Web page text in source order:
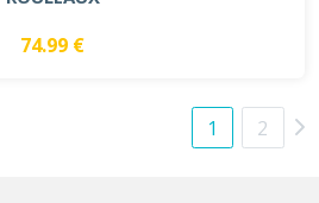
74.99 €
1 2